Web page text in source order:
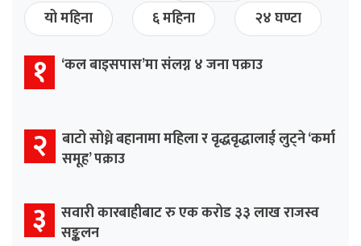
यो महिना
६ महिना २४ घण्टा
१ ‘कल बाइसपास’मा संलग्न ४ जना पक्राउ
२ बाटो सोध्ने बहानामा महिला र वृद्धवृद्धालाई लुट्ने ‘कर्मा
समूह’ पक्राउ
३ सवारी कारबाहीबाट रु एक करोड ३३ लाख राजस्व
सङ्कलन